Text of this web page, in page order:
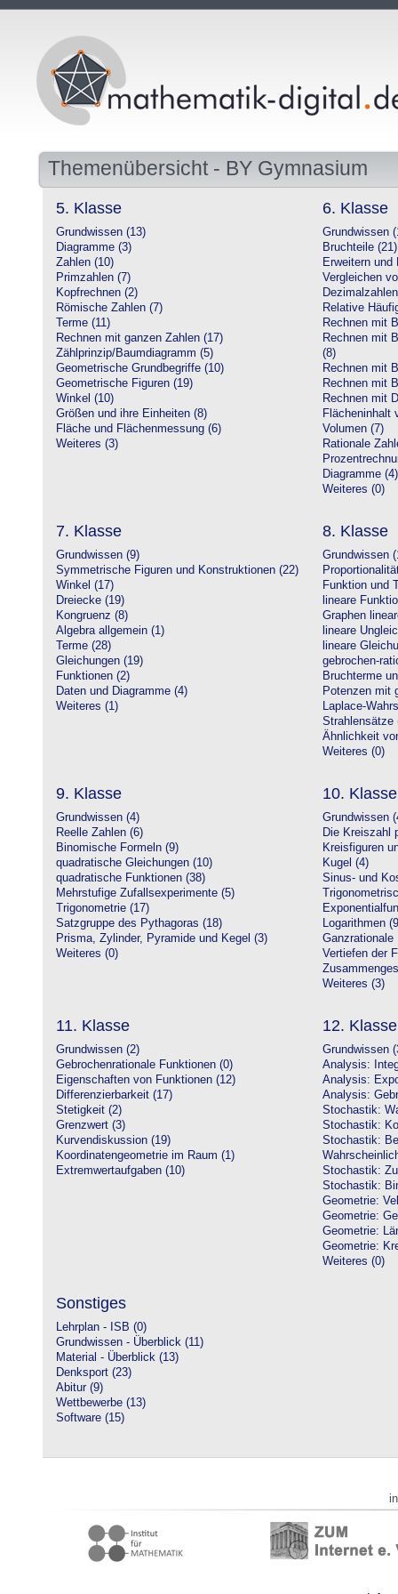
Themenübersicht - BY Gymnasium
5. Klasse
Grundwissen (13)
Diagramme (3)
Zahlen (10)
Primzahlen (7)
Kopfrechnen (2)
Römische Zahlen (7)
Terme (11)
Rechnen mit ganzen Zahlen (17)
Zählprinzip/Baumdiagramm (5)
Geometrische Grundbegriffe (10)
Geometrische Figuren (19)
Winkel (10)
Größen und ihre Einheiten (8)
Fläche und Flächenmessung (6)
Weiteres (3)
6. Klasse
Grundwissen
Bruchteile (21)
Erweitern und
Vergleichen
Relative
Rechnen mit
Rechnen mit
(8)
Rechnen mit
Rechnen mit
Rechnen mit
Flächeninhalt
Volumen (7)
Rationale
Diagramme (4)
Weiteres (0)
7. Klasse
Grundwissen (9)
Symmetrische Figuren und Konstruktionen (22)
Winkel (17)
Dreiecke (19)
Kongruenz (8)
Algebra allgemein (1)
Terme (28)
Gleichungen (19)
Funktionen (2)
Daten und Diagramme (4)
Weiteres (1)
8. Klasse
Grundwissen
Funktion und
lineare
Graphen
lineare
lineare
gebrochen-
Bruchterme
Potenzen mit
Laplace-
Strahlensätze
Ähnlichkeit
Weiteres (0)
9. Klasse
Grundwissen (4)
Reelle Zahlen (6)
Binomische Formeln (9)
quadratische Gleichungen (10)
quadratische Funktionen (38)
Mehrstufige Zufallsexperimente (5)
Trigonometrie (17)
Satzgruppe des Pythagoras (18)
Prisma, Zylinder, Pyramide und Kegel (3)
Weiteres (0)
10. Klasse
Grundwissen
Die Kreiszahl
Kreisfiguren
Kugel (4)
Sinus- und
Logarithmen
Ganzrationale
Vertiefen der
Weiteres (3)
11. Klasse
Grundwissen (2)
Gebrochenrationale Funktionen (0)
Eigenschaften von Funktionen (12)
Differenzierbarkeit (17)
Stetigkeit (2)
Grenzwert (3)
Kurvendiskussion (19)
Koordinatengeometrie im Raum (1)
Extremwertaufgaben (10)
12. Klasse
Grundwissen
Analysis:
Analysis:
Analysis:
Stochastik:
Stochastik:
Stochastik:
Stochastik:
Stochastik:
Geometrie:
Geometrie:
Geometrie:
Geometrie:
Weiteres (0)
Sonstiges
Lehrplan - ISB (0)
Grundwissen - Überblick (11)
Material - Überblick (13)
Denksport (23)
Abitur (9)
Wettbewerbe (13)
Software (15)